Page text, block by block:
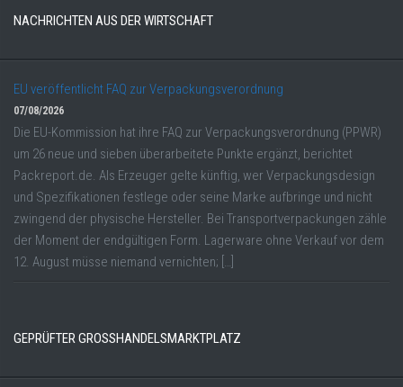
NACHRICHTEN AUS DER WIRTSCHAFT
EU veröffentlicht FAQ zur Verpackungsverordnung
07/08/2026
Die EU-Kommission hat ihre FAQ zur Verpackungsverordnung (PPWR)
um 26 neue und sieben überarbeitete Punkte ergänzt, berichtet
Packreport.de. Als Erzeuger gelte künftig, wer Verpackungsdesign
und Spezifikationen festlege oder seine Marke aufbringe und nicht
zwingend der physische Hersteller. Bei Transportverpackungen zähle
der Moment der endgültigen Form. Lagerware ohne Verkauf vor dem
12. August müsse niemand vernichten; […]
GEPRÜFTER GROSSHANDELSMARKTPLATZ